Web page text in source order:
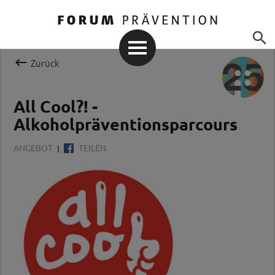

 Zurück
All Cool?! -
Alkoholpräventionsparcours
ANGEBOT TEILEN